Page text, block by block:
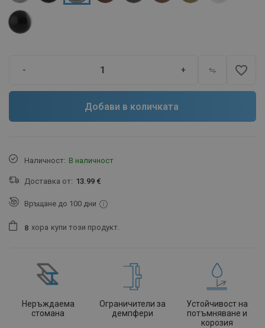
- + favorite_border
Добави в количката
Наличност: В наличност
Доставка от: 13.99 €
Връщане до 100 дни
8 хора купи този продукт.
Неръждаема
стомана
Ограничители за
демпфери
Устойчивост на
потъмняване и
корозия